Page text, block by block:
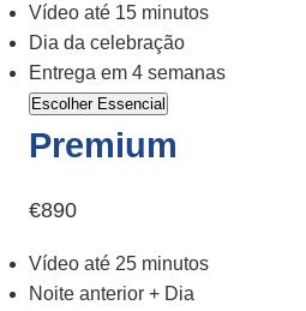
Vídeo até 15 minutos
Dia da celebração
Entrega em 4 semanas
Escolher Essencial
Premium
€890
Vídeo até 25 minutos
Noite anterior + Dia